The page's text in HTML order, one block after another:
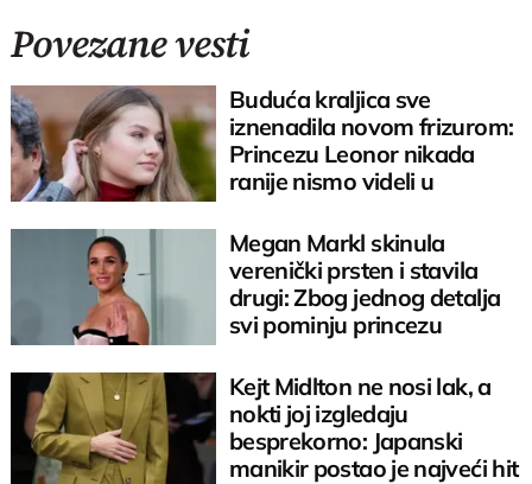
Povezane vesti
Buduća kraljica sve
iznenadila novom frizurom:
Princezu Leonor nikada
ranije nismo videli u
Megan Markl skinula
verenički prsten i stavila
drugi: Zbog jednog detalja
svi pominju princezu
Kejt Midlton ne nosi lak, a
nokti joj izgledaju
besprekorno: Japanski
manikir postao je najveći hit